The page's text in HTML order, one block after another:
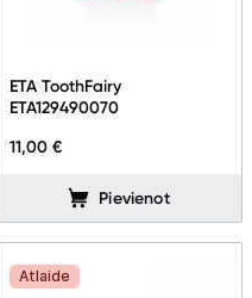
ETA ToothFairy
ETA129490070
11,00 €
Pievienot
Atlaide